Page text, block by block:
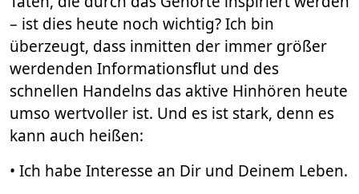
– ist dies heute noch wichtig? Ich bin
überzeugt, dass inmitten der immer größer
werdenden Informationsflut und des
schnellen Handelns das aktive Hinhören heute
umso wertvoller ist. Und es ist stark, denn es
kann auch heißen:
• Ich habe Interesse an Dir und Deinem Leben.